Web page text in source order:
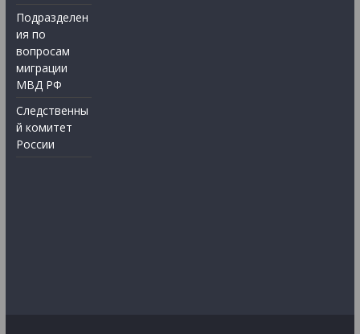
Подразделен
ия по
вопросам
миграции
МВД РФ
Следственны
й комитет
России